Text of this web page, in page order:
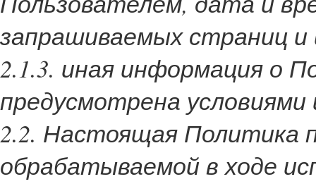
запрашиваемых страниц
2.1.3. иная информация о
предусмотрена
2.2. Настоящая Политика
обрабатываемой в ходе